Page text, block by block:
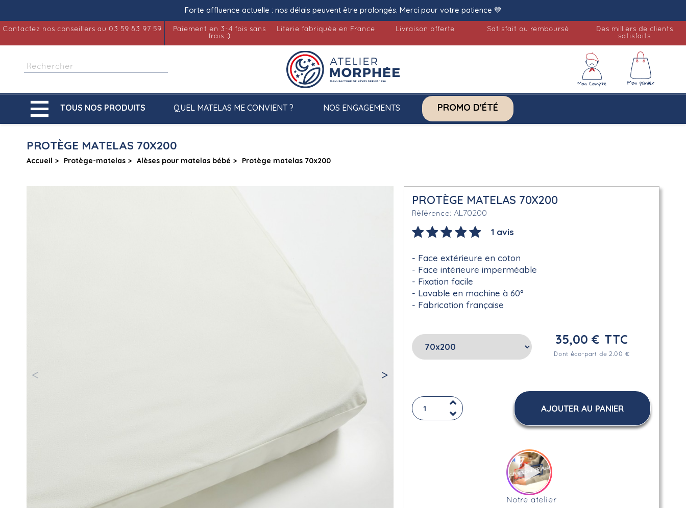
Forte affluence actuelle : nos délais peuvent être prolongés. Merci pour votre patience 💙
Contactez nos conseillers au 03 59 83 97 59
Paiement en 3-4 fois sans
frais :)
Literie fabriquée en France Livraison offerte Satisfait ou remboursé
Des milliers de clients
satisfaits
 TOUS NOS PRODUITS QUEL MATELAS ME CONVIENT ? NOS ENGAGEMENTS PROMO D'ÉTÉ
PROTÈGE MATELAS 70X200
Accueil Protège-matelas Alèses pour matelas bébé Protège matelas 70x200
PROTÈGE MATELAS 70X200
Référence AL70200
1 avis
Face extérieure en coton
Face intérieure imperméable
Fixation facile
Lavable en machine à 60°
Fabrication française
35,00 € TTC
Dont éco-part de 2.00 €
AJOUTER AU PANIER
Notre atelier